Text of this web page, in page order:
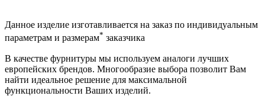
Данное изделие изготавливается на заказ по индивидуальным
параметрам и размерам* заказчика
В качестве фурнитуры мы используем аналоги лучших
европейских брендов. Многообразие выбора позволит Вам
найти идеальное решение для максимальной
функциональности Ваших изделий.